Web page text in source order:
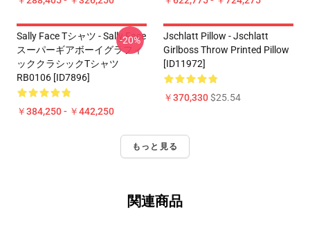
Sally Face Tシャツ - Sally Face
スーパーギアボーイグラフィ
ッククラシックTシャツ
RB0106 [ID7896]
￥384,250 - ￥442,250
-20%
Jschlatt Pillow - Jschlatt
Girlboss Throw Printed Pillow
[ID11972]
￥370,330$25.54
もっと見る
関連商品